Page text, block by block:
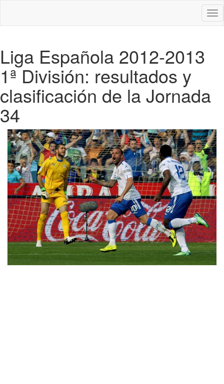
Liga Española 2012-2013
1ª División: resultados y
clasificación de la Jornada
34